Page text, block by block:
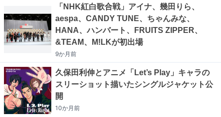
「NHK紅白歌合戦」アイナ、幾田りら、
aespa、CANDY TUNE、ちゃんみな、
HANA、ハンバート、FRUITS ZIPPER、
&TEAM、M!LKが初出場
9か月前
久保田利伸とアニメ「Let’s Play」キャラの
スリーショット描いたシングルジャケット公
開
10か月前